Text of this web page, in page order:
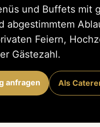
und Buffets mit
abgestimmtem
Feiern,
Gästezahl.
anfragen Als